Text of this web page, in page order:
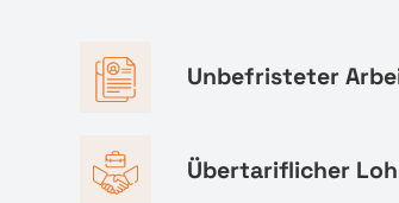
Unbefristeter
Übertariflicher